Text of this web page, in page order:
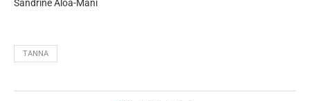
Sandrine Aloa-Mani
TANNA